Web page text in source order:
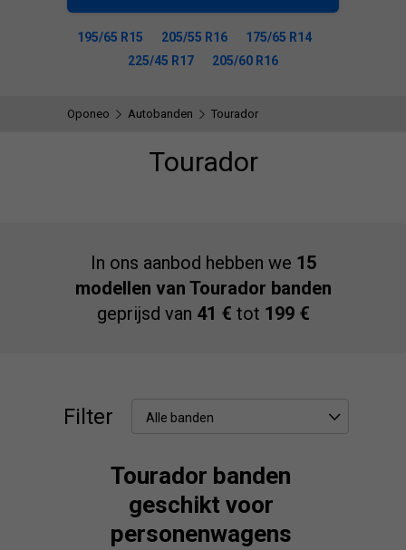
195/65 R15 205/55 R16
175/65 R14
225/45 R17
205/60 R16
Oponeo Autobanden Tourador
Tourador
In ons aanbod hebben we 15
modellen van Tourador banden
geprijsd van 41 € tot 199 €
Filter Alle banden
Tourador banden
geschikt voor
personenwagens